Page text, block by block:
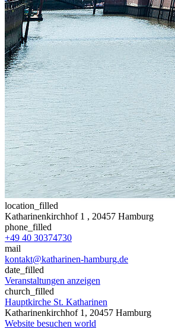
location_filled
Katharinenkirchhof 1 , 20457 Hamburg
phone_filled
+49 40 30374730
mail
kontakt@katharinen-hamburg.de
date_filled
Veranstaltungen anzeigen
church_filled
Hauptkirche St. Katharinen
Katharinenkirchhof 1, 20457 Hamburg
Website besuchen world